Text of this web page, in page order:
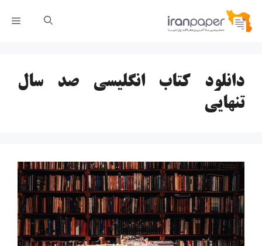
پرش
دانلود کتاب انگلیسی صد سال
تنهایی